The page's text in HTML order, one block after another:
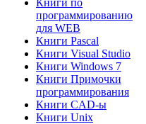
Книги по
программированию
для WEB
Книги Pascal
Книги Visual Studio
Книги Windows 7
Книги Примочки
программирования
Книги CAD-ы
Книги Unix